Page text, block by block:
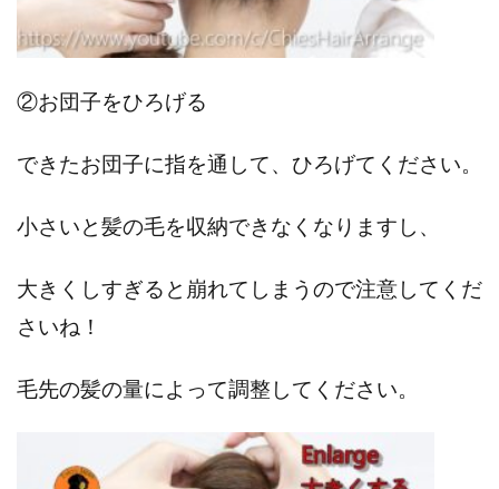
②お団子をひろげる
できたお団子に指を通して、ひろげてください。
小さいと髪の毛を収納できなくなりますし、
大きくしすぎると崩れてしまうので注意してくだ
さいね！
毛先の髪の量によって調整してください。